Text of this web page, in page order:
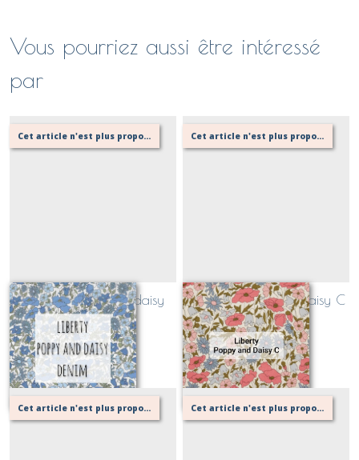
Vous pourriez aussi être intéressé
par
Cet article n'est plus proposé, retournez au menu principal ou contactez moi!
Liberty poppy and daisy
denim (bleu)
Sur demande
Cet article n'est plus proposé, retournez au menu principal ou contactez moi!
Liberty poppy and daisy C
(rose)
Sur demande
Cet article n'est plus proposé, retournez au menu principal ou contactez moi! Cet article n'est plus proposé, retournez au menu principal ou contactez moi!